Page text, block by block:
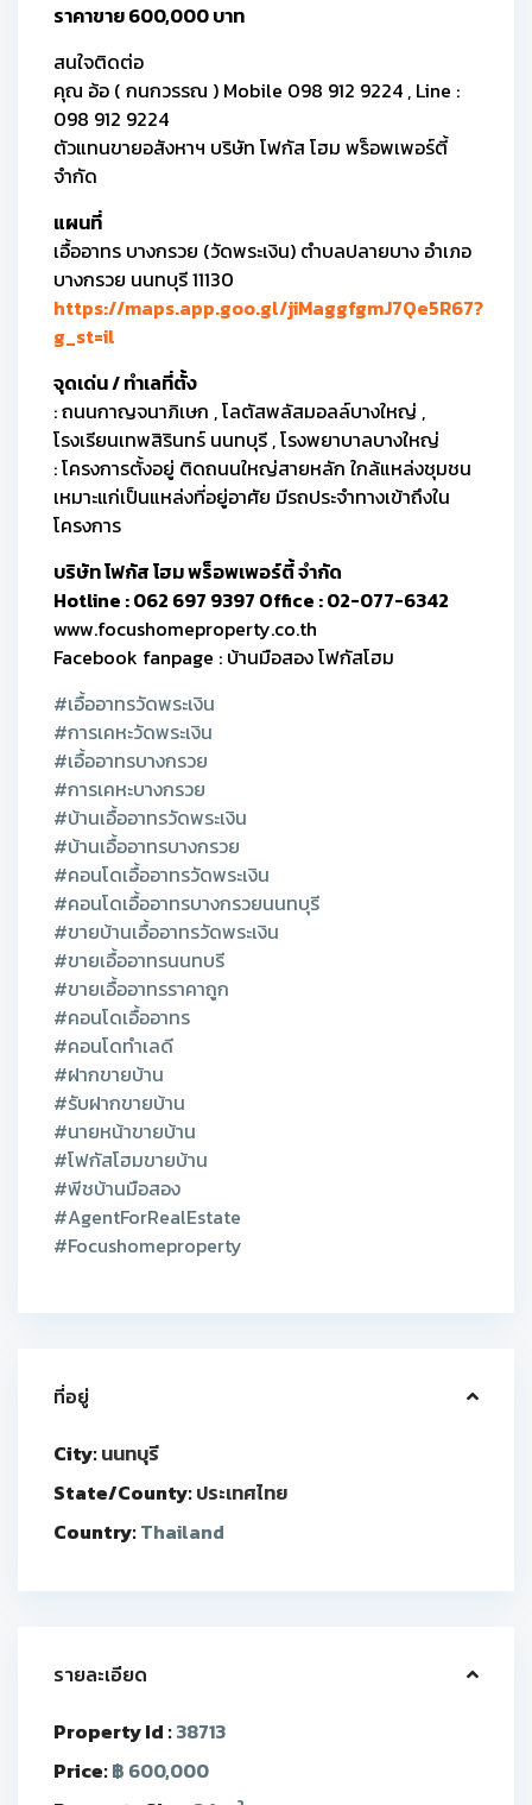
ราคาขาย 600,000 บาท
สนใจติดต่อ
คุณ อ้อ ( กนกวรรณ ) Mobile 098 912 9224 , Line :
098 912 9224
ตัวแทนขายอสังหาฯ บริษัท โฟกัส โฮม พร็อพเพอร์ตี้
จำกัด
แผนที่
เอื้ออาทร บางกรวย (วัดพระเงิน) ตำบลปลายบาง อำเภอ
บางกรวย นนทบุรี 11130
https://maps.app.goo.gl/jiMaggfgmJ7Qe5R67?
g_st=il
จุดเด่น / ทำเลที่ตั้ง
: ถนนกาญจนาภิเษก , โลตัสพลัสมอลล์บางใหญ่ ,
โรงเรียนเทพสิรินทร์ นนทบุรี , โรงพยาบาลบางใหญ่
: โครงการตั้งอยู่ ติดถนนใหญ่สายหลัก ใกล้แหล่งชุมชน
เหมาะแก่เป็นแหล่งที่อยู่อาศัย มีรถประจำทางเข้าถึงใน
โครงการ
บริษัท โฟกัส โฮม พร็อพเพอร์ตี้ จำกัด
Hotline : 062 697 9397 Office : 02-077-6342
www.focushomeproperty.co.th
Facebook fanpage : บ้านมือสอง โฟกัสโฮม
#เอื้ออาทรวัดพระเงิน
#การเคหะวัดพระเงิน
#เอื้ออาทรบางกรวย
#การเคหะบางกรวย
#บ้านเอื้ออาทรวัดพระเงิน
#บ้านเอื้ออาทรบางกรวย
#คอนโดเอื้ออาทรวัดพระเงิน
#คอนโดเอื้ออาทรบางกรวยนนทบุรี
#ขายบ้านเอื้ออาทรวัดพระเงิน
#ขายเอื้ออาทรนนทบรี
#ขายเอื้ออาทรราคาถูก
#คอนโดเอื้ออาทร
#คอนโดทำเลดี
#ฝากขายบ้าน
#รับฝากขายบ้าน
#นายหน้าขายบ้าน
#โฟกัสโฮมขายบ้าน
#พีชบ้านมือสอง
#AgentForRealEstate
#Focushomeproperty
ที่อยู่
City:นนทบุรี
State/County:ประเทศไทย
Country:Thailand
รายละเอียด
Property Id :38713
Price:฿ 600,000